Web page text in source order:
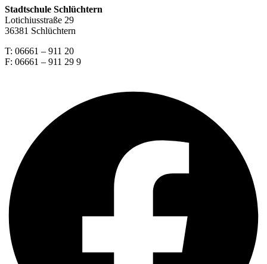
Stadtschule Schlüchtern
Lotichiusstraße 29
36381 Schlüchtern
T: 06661 – 911 20
F: 06661 – 911 29 9